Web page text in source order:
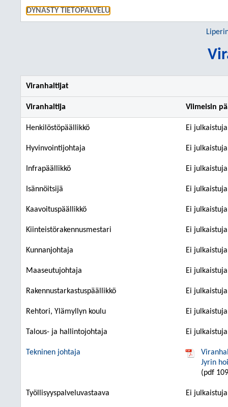
DYNASTY TIETOPALVELU
Viranhaltijat
Viranhaltija Viimeisin
Henkilöstöpäällikkö Ei
Hyvinvointijohtaja Ei
Infrapäällikkö Ei
Isännöitsijä Ei
Kaavoituspäällikkö Ei
Kiinteistörakennusmestari Ei
Kunnanjohtaja Ei
Maaseutujohtaja Ei
Rakennustarkastuspäällikkö Ei
Rehtori, Ylämyllyn koulu Ei
Talous- ja hallintojohtaja Ei
Tekninen johtaja
Jyrin
(pdf
Työllisyyspalveluvastaava Ei